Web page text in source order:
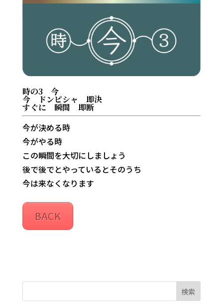
時の3 今
今 ドンピシャ 即決
すぐに 瞬間 即断
今が決める時
今がやる時
この瞬間を大切にしましょう
後で後でとやっているとそのうち
今は来なくなります
BACK
検索